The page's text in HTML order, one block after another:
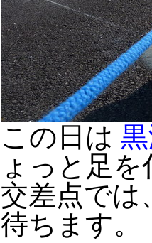
この日は
ょっと足
交差点では
待ちます。